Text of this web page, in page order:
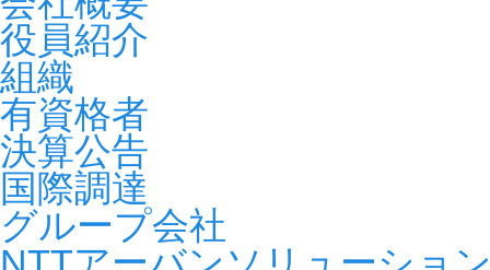
役員紹介
組織
有資格者
決算公告
国際調達
グループ会社